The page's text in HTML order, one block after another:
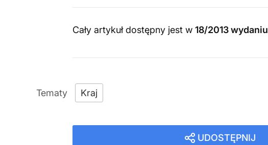
Cały artykuł dostępny jest w 18/2013 wydaniu
Kraj
UDOSTĘPNIJ